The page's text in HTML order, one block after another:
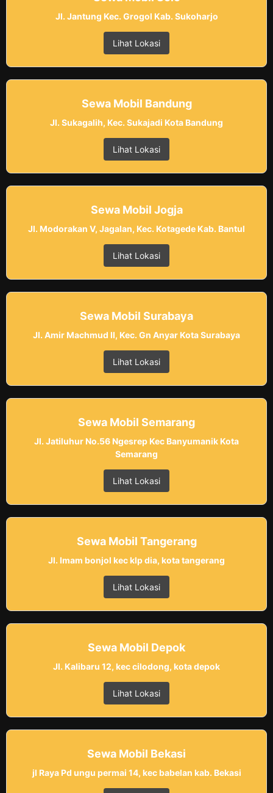
Jl. Jantung Kec. Grogol Kab. Sukoharjo
Lihat Lokasi
Sewa Mobil Bandung
Jl. Sukagalih, Kec. Sukajadi Kota Bandung
Lihat Lokasi
Sewa Mobil Jogja
Jl. Modorakan V, Jagalan, Kec. Kotagede Kab. Bantul
Lihat Lokasi
Sewa Mobil Surabaya
Jl. Amir Machmud II, Kec. Gn Anyar Kota Surabaya
Lihat Lokasi
Sewa Mobil Semarang
Jl. Jatiluhur No.56 Ngesrep Kec Banyumanik Kota
Semarang
Lihat Lokasi
Sewa Mobil Tangerang
Jl. Imam bonjol kec klp dia, kota tangerang
Lihat Lokasi
Sewa Mobil Depok
Jl. Kalibaru 12, kec cilodong, kota depok
Lihat Lokasi
Sewa Mobil Bekasi
jl Raya Pd ungu permai 14, kec babelan kab. Bekasi